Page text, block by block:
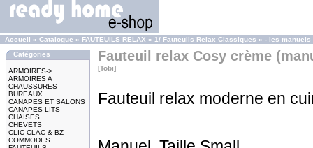
Accueil » Catalogue » FAUTEUILS RELAX » 1/ Fauteuils Relax Classiques » - les manuels
Catégories
ARMOIRES->
ARMOIRES A
CHAUSSURES
BUREAUX
CANAPES ET SALONS
CANAPES-LITS
CHAISES
CHEVETS
CLIC CLAC & BZ
COMMODES
Fauteuil relax Cosy crème
[Tobi]
Fauteuil relax moderne en